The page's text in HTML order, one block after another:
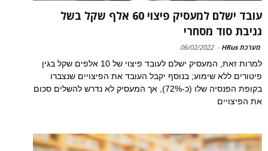
עובד ישלם למעסיק פיצוי 60 אלף שקל בשל
גניבת סוד מסחרי
מערכת HRus -
06/02/2022
למרות זאת, המעסיק ישלם לעובד פיצוי של 10 אלפים שקל בגין
פיטורים ללא שימוע; בנוסף יקבל העובד את הפיצויים שנצברו
בקופת הפנסיה שלו (כ-72%), אך המעסיק לא נדרש להשלים סכום
את הפיצויים